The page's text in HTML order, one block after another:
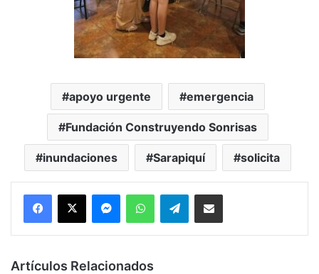
apoyo urgente emergencia
Fundación Construyendo Sonrisas
inundaciones Sarapiquí solicita
MessengerWhatsAppTelegramCompartir por correo electrónico
Artículos Relacionados